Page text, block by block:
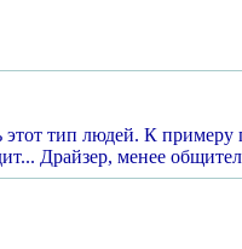
тип людей. К примеру
Драйзер, менее